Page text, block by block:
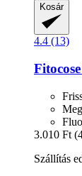
Kosár
4.4 (13)
Fitocose
3.010 Ft
Szállítás